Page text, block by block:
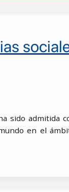
sido
en el